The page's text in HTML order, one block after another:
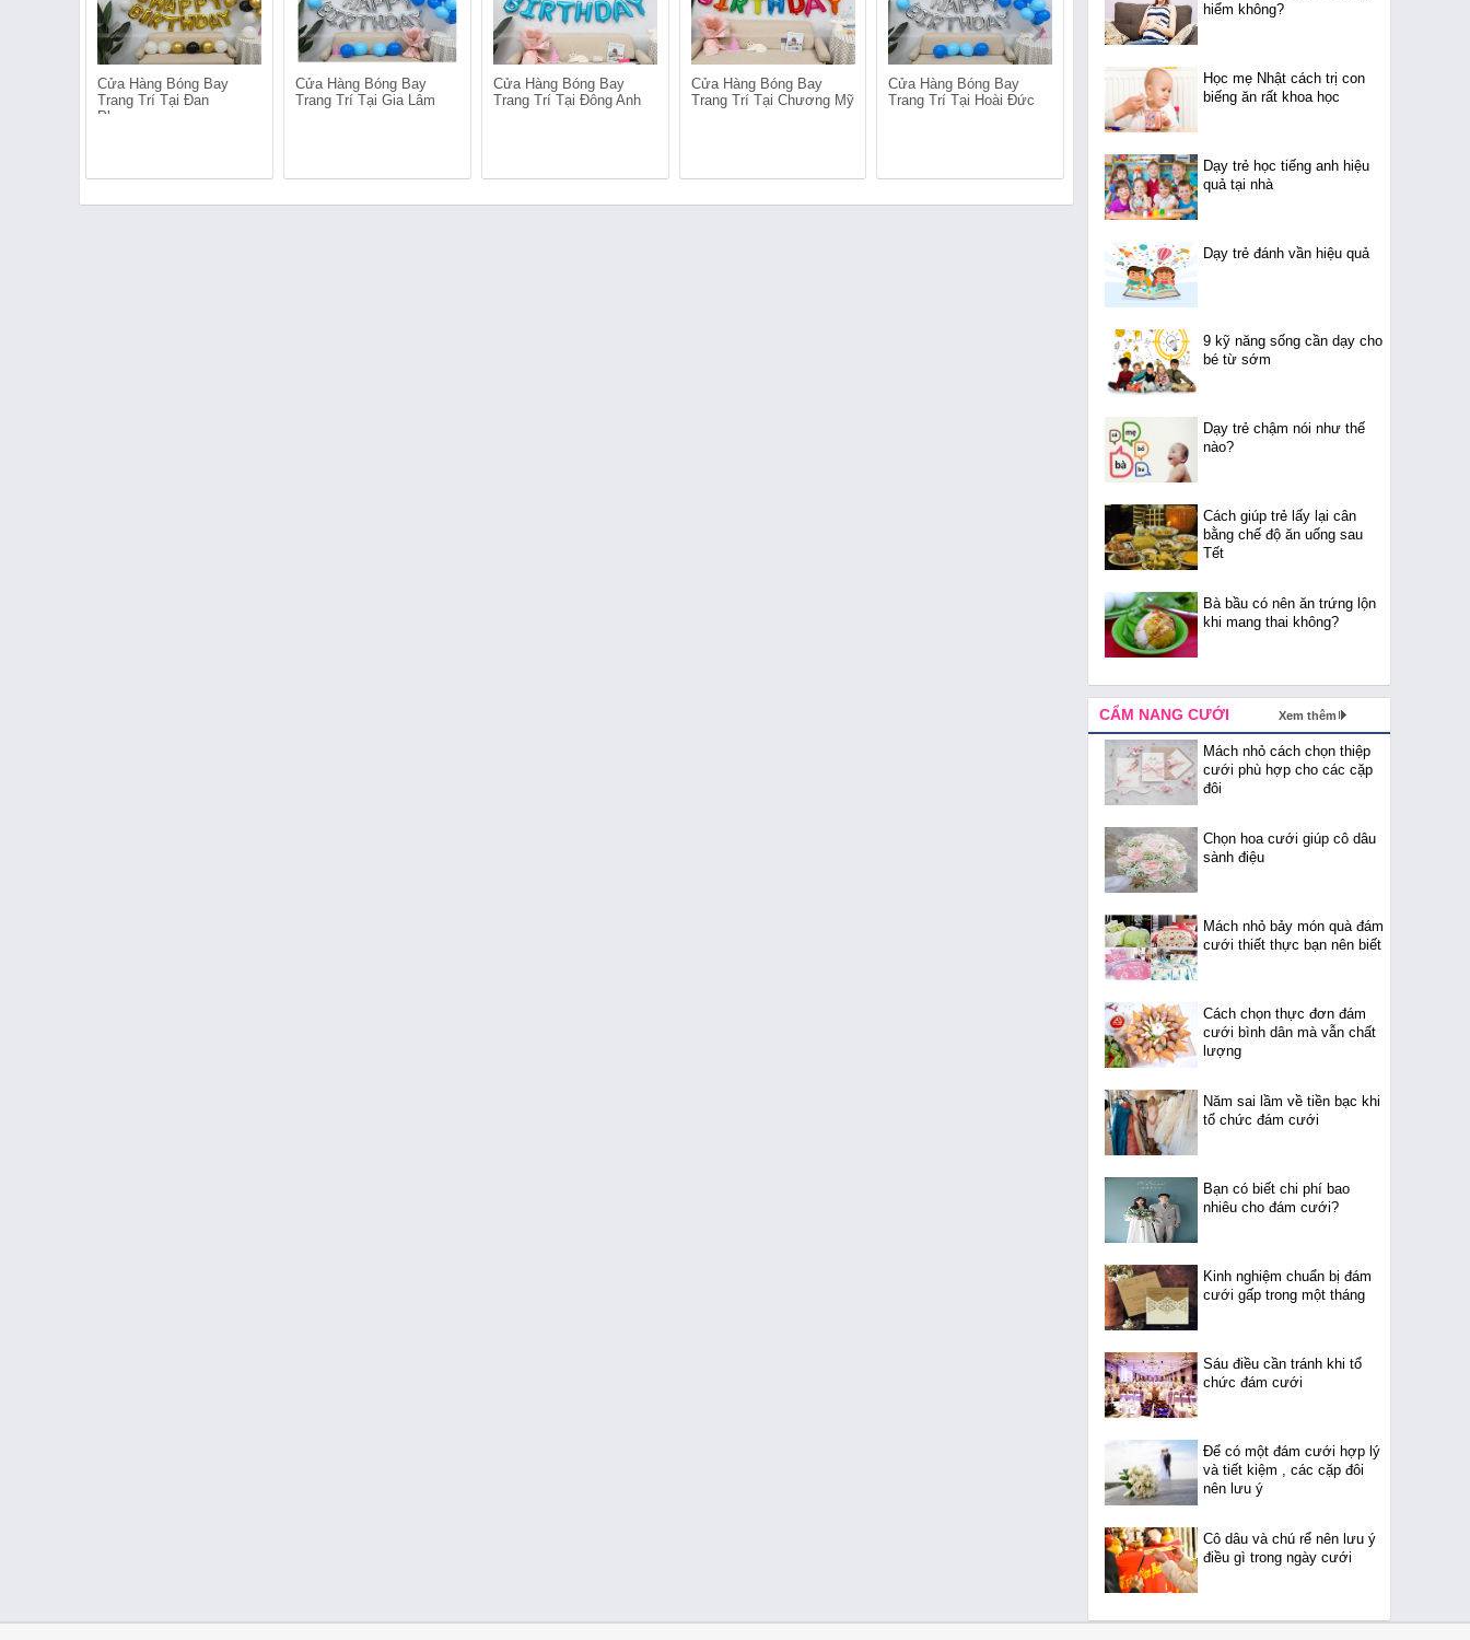
Cửa Hàng Bóng Bay
Trang Trí Tại Đan
Phượng
Cửa Hàng Bóng Bay
Trang Trí Tại Gia Lâm
Cửa Hàng Bóng Bay
Trang Trí Tại Đông Anh
Cửa Hàng Bóng Bay
Trang Trí Tại Chương Mỹ
Cửa Hàng Bóng Bay
Trang Trí Tại Hoài Đức
Cửa Hàng Bóng Bay
Trang Trí Tại Long Biên
Cửa Hàng Bóng Bay
Trang Trí Tại Tây Hồ
hiểm không?
Học mẹ Nhật cách trị con
biếng ăn rất khoa học
Dạy trẻ học tiếng anh hiệu
quả tại nhà
Dạy trẻ đánh vần hiệu quả
9 kỹ năng sống cần dạy cho
bé từ sớm
Dạy trẻ chậm nói như thế
nào?
Cách giúp trẻ lấy lại cân
bằng chế độ ăn uống sau
Tết
Bà bầu có nên ăn trứng lộn
khi mang thai không?
CẨM NANG CƯỚI Xem thêm
Mách nhỏ cách chọn thiệp
cưới phù hợp cho các cặp
đôi
Chọn hoa cưới giúp cô dâu
sành điệu
Mách nhỏ bảy món quà đám
cưới thiết thực bạn nên biết
Cách chọn thực đơn đám
cưới bình dân mà vẫn chất
lượng
Năm sai lầm về tiền bạc khi
tổ chức đám cưới
Bạn có biết chi phí bao
nhiêu cho đám cưới?
Kinh nghiệm chuẩn bị đám
cưới gấp trong một tháng
Sáu điều cần tránh khi tổ
chức đám cưới
Để có một đám cưới hợp lý
và tiết kiệm , các cặp đôi
nên lưu ý
Cô dâu và chú rể nên lưu ý
điều gì trong ngày cưới